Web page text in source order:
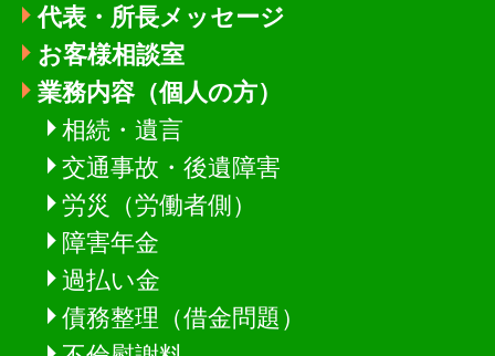
代表・所長メッセージ
お客様相談室
業務内容（個人の方）
相続・遺言
交通事故・後遺障害
労災（労働者側）
障害年金
過払い金
債務整理（借金問題）